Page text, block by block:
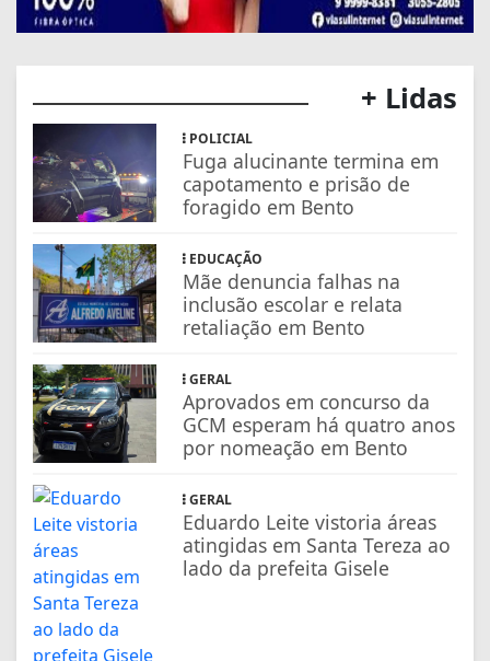
+ Lidas
POLICIAL
Fuga alucinante termina em
capotamento e prisão de
foragido em Bento
EDUCAÇÃO
Mãe denuncia falhas na
inclusão escolar e relata
retaliação em Bento
GERAL
Aprovados em concurso da
GCM esperam há quatro anos
por nomeação em Bento
GERAL
Eduardo Leite vistoria áreas
atingidas em Santa Tereza ao
lado da prefeita Gisele